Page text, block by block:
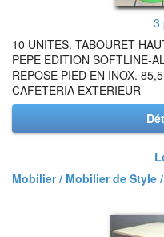
3
10 UNITES. TABOURET
PEPE EDITION SOFTLINE-
REPOSE PIED EN INOX.
CAFETERIA EXTERIEUR
Mobilier / Mobilier de Style